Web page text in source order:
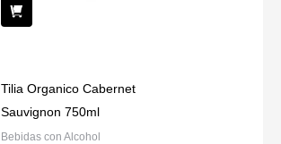
Tilia Organico Cabernet
Sauvignon 750ml
Bebidas con Alcohol